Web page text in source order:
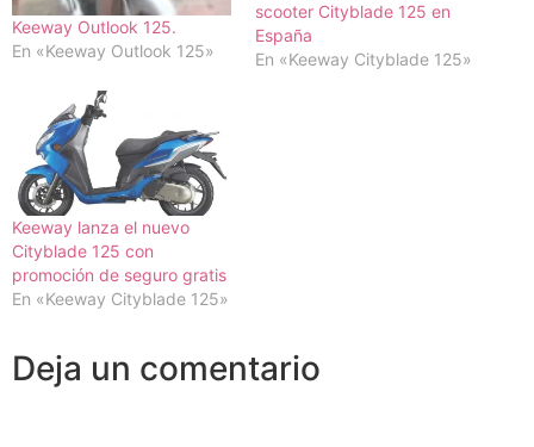
Keeway Outlook 125.
En «Keeway Outlook 125»
scooter Cityblade 125 en
España
En «Keeway Cityblade 125»
Keeway lanza el nuevo
Cityblade 125 con
promoción de seguro gratis
En «Keeway Cityblade 125»
Deja un comentario